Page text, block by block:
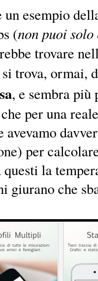
un esempio
(non puoi
trovare
trova, ormai,
, e sembra
per una
per
la
giurano che